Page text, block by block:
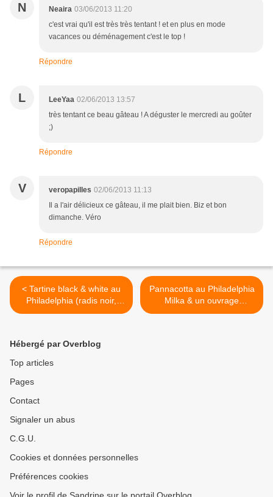
N Neaira 03/06/2013 11:20
c'est vrai qu'il est très très tentant ! et en plus en mode
vacances ou déménagement c'est le top !
Répondre
L LeeYaa 02/06/2013 13:57
très tentant ce beau gâteau ! A déguster le mercredi au goûter
;)
Répondre
V veropapilles 02/06/2013 11:13
Il a l'air délicieux ce gâteau, il me plait bien. Biz et bon
dimanche. Véro
Répondre
< Tartine black & white au
Philadelphia (radis noir,
saumon, aneth & sésame)
Pannacotta au Philadelphia
Milka & un ouvrage
gourmand à gagner ! >
Hébergé par Overblog
Top articles
Pages
Contact
Signaler un abus
C.G.U.
Cookies et données personnelles
Préférences cookies